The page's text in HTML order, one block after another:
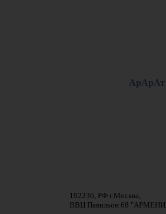
АрАрАт
192236, РФ г.Москва,
ВВЦ Павильон 68